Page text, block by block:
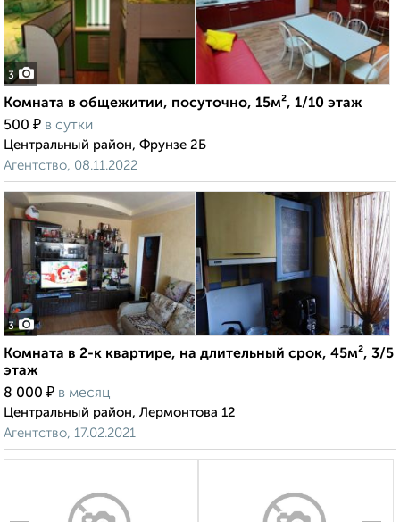
3
Комната в общежитии, посуточно, 15м², 1/10 этаж
500 ₽ в сутки
Центральный район, Фрунзе 2Б
Агентство, 08.11.2022
3
Комната в 2-к квартире, на длительный срок, 45м², 3/5
этаж
8 000 ₽ в месяц
Центральный район, Лермонтова 12
Агентство, 17.02.2021